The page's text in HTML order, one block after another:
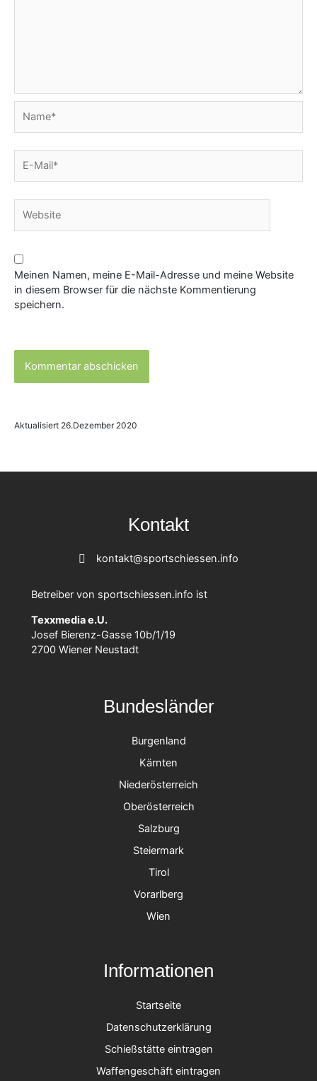
Mail*
Meinen Namen, meine E-Mail-Adresse und meine Website
in diesem Browser für die nächste Kommentierung
speichern.
Aktualisiert 26.Dezember 2020
Kontakt
kontakt@sportschiessen.info
Betreiber von sportschiessen.info ist
Texxmedia e.U.
Josef Bierenz-Gasse 10b/1/19
2700 Wiener Neustadt
Bundesländer
Burgenland
Kärnten
Niederösterreich
Oberösterreich
Salzburg
Steiermark
Tirol
Vorarlberg
Wien
Informationen
Startseite
Datenschutzerklärung
Schießstätte eintragen
Waffengeschäft eintragen